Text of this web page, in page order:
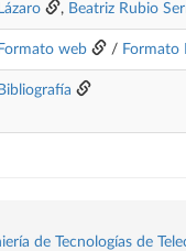
Lázaro
, Beatriz Rubio
Formato web / Formato
Bibliografía
de Tecnologías de